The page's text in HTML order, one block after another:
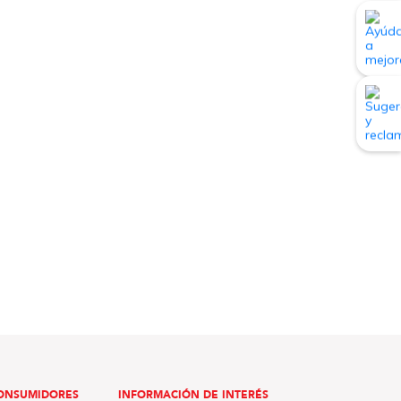
INFORMACIÓN DE INTERÉS